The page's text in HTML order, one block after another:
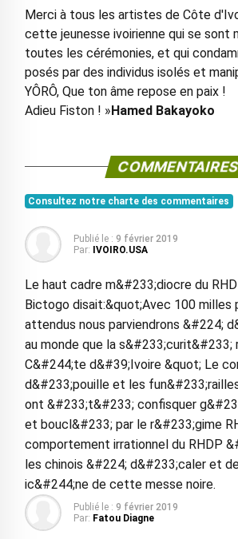
Merci à tous les artistes de Côte
cette jeunesse ivoirienne qui se sont
toutes les cérémonies, et qui
posés par des individus isolés et
YÔRÔ, Que ton âme repose en paix !
Adieu Fiston ! » Hamed Bakayoko
COMMENTAIRES
Consultez notre charte des commentaires
Publié le : 9 février 2019
Par: IVOIRO.USA
Le haut cadre m&#233;diocre du
Bictogo disait:&quot;Avec 100 milles
attendus nous parviendrons &#224;
au monde que la s&#233;curit&#233;
C&#244;te d&#39;Ivoire &quot; Le
d&#233;pouille et les
ont &#233;t&#233; confisquer
et boucl&#233; par le r&#233;gime
comportement irrationnel du RHDP
les chinois &#224; d&#233;caler et
ic&#244;ne de cette messe noire.
Publié le : 9 février 2019
Par: Fatou Diagne